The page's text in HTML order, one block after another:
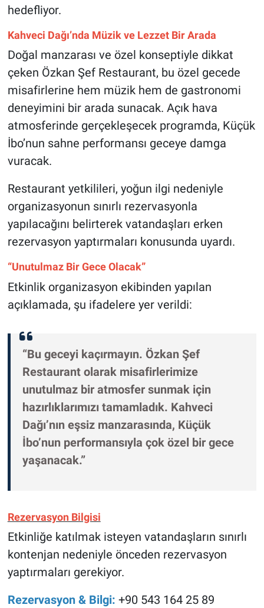
hedefliyor.
Kahveci Dağı’nda Müzik ve Lezzet Bir Arada
Doğal manzarası ve özel konseptiyle dikkat
çeken Özkan Şef Restaurant, bu özel gecede
misafirlerine hem müzik hem de gastronomi
deneyimini bir arada sunacak. Açık hava
atmosferinde gerçekleşecek programda, Küçük
İbo’nun sahne performansı geceye damga
vuracak.
Restaurant yetkilileri, yoğun ilgi nedeniyle
organizasyonun sınırlı rezervasyonla
yapılacağını belirterek vatandaşları erken
rezervasyon yaptırmaları konusunda uyardı.
“Unutulmaz Bir Gece Olacak”
Etkinlik organizasyon ekibinden yapılan
açıklamada, şu ifadelere yer verildi:
“Bu geceyi kaçırmayın. Özkan Şef
Restaurant olarak misafirlerimize
unutulmaz bir atmosfer sunmak için
hazırlıklarımızı tamamladık. Kahveci
Dağı’nın eşsiz manzarasında, Küçük
İbo’nun performansıyla çok özel bir gece
yaşanacak.”
Rezervasyon Bilgisi
Etkinliğe katılmak isteyen vatandaşların sınırlı
kontenjan nedeniyle önceden rezervasyon
yaptırmaları gerekiyor.
Rezervasyon & Bilgi: +90 543 164 25 89
Genel
Asayiş
Kültür - Sanat
Politika
Magazin
Çevre
Haberde İnsan